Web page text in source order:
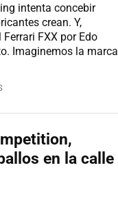
intenta concebir
crean. Y,
FXX por Edo
Imaginemos la marca
en la calle